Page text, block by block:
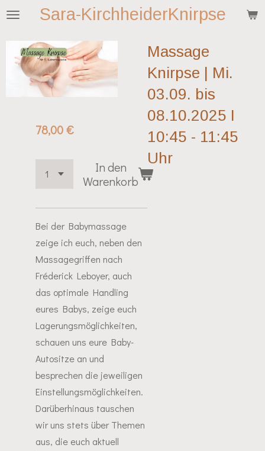
Zum
springen
Sara-KirchheiderKnirpse
Massage
Knirpse | Mi.
03.09. bis
08.10.2025 I
10:45 - 11:45
Uhr
78,00 €
In den
Warenkorb
Bei der Babymassage
zeige ich euch, neben den
Massagegriffen nach
Fréderick Leboyer, auch
das optimale Handling
eures Babys, zeige euch
Lagerungsmöglichkeiten,
schauen uns eure Baby-
Autositze an und
besprechen die jeweiligen
Einstellungsmöglichkeiten.
Darüberhinaus tauschen
wir uns stets über Themen
aus, die euch aktuell